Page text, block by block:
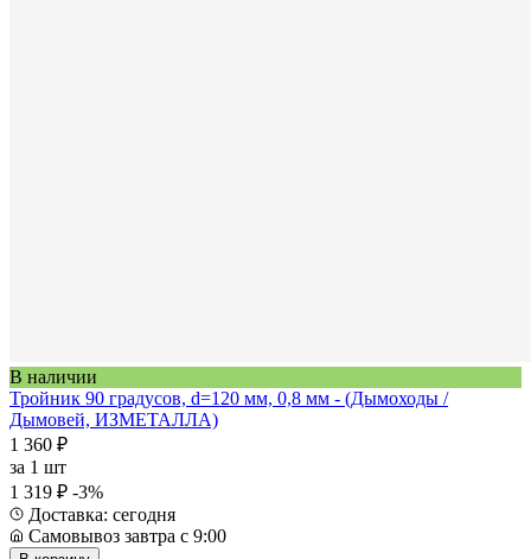
В наличии
Тройник 90 градусов, d=120 мм, 0,8 мм - (Дымоходы /
Дымовей, ИЗМЕТАЛЛА)
1 360 ₽
за 1 шт
1 319 ₽ -3%
Доставка: сегодня
Самовывоз завтра с 9:00